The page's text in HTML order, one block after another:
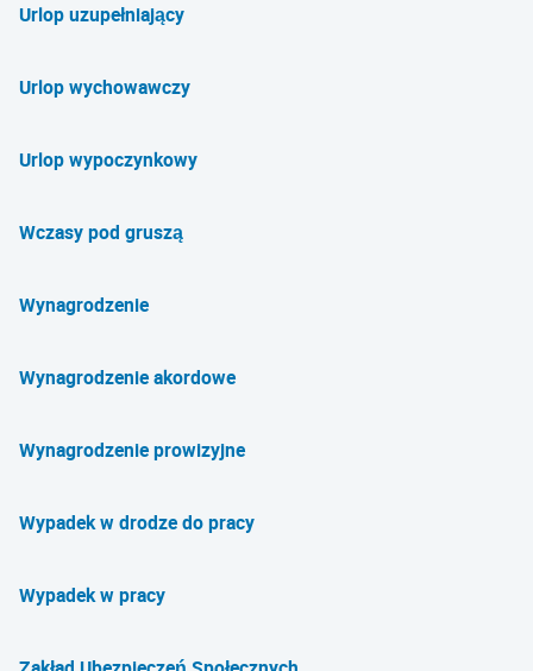
Urlop uzupełniający
Urlop wychowawczy
Urlop wypoczynkowy
Wczasy pod gruszą
Wynagrodzenie
Wynagrodzenie akordowe
Wynagrodzenie prowizyjne
Wypadek w drodze do pracy
Wypadek w pracy